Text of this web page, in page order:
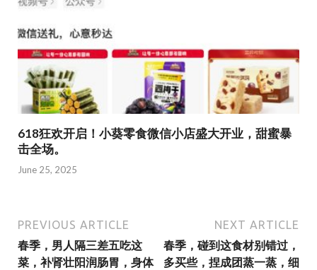
618狂欢开启！小葵零食微信小店盛大开业，甜蜜暴
击全场。
June 25, 2025
PREVIOUS ARTICLE
春季，男人隔三差五吃这
菜，补肾壮阳润肠胃，身体
NEXT ARTICLE
春季，碰到这食材别错过，
多买些，捏成团蒸一蒸，细